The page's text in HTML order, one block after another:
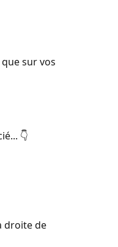
sur vos
👇
droite de